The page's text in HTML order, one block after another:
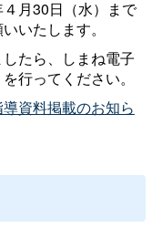
月30日（水）まで
いたします。
たら、しまね電子
行ってください。
資料掲載のお知ら